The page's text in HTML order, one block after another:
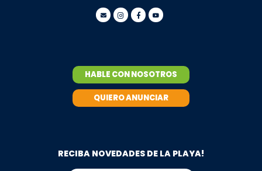
HABLE CON NOSOTROS
QUIERO ANUNCIAR
RECIBA NOVEDADES DE LA PLAYA!